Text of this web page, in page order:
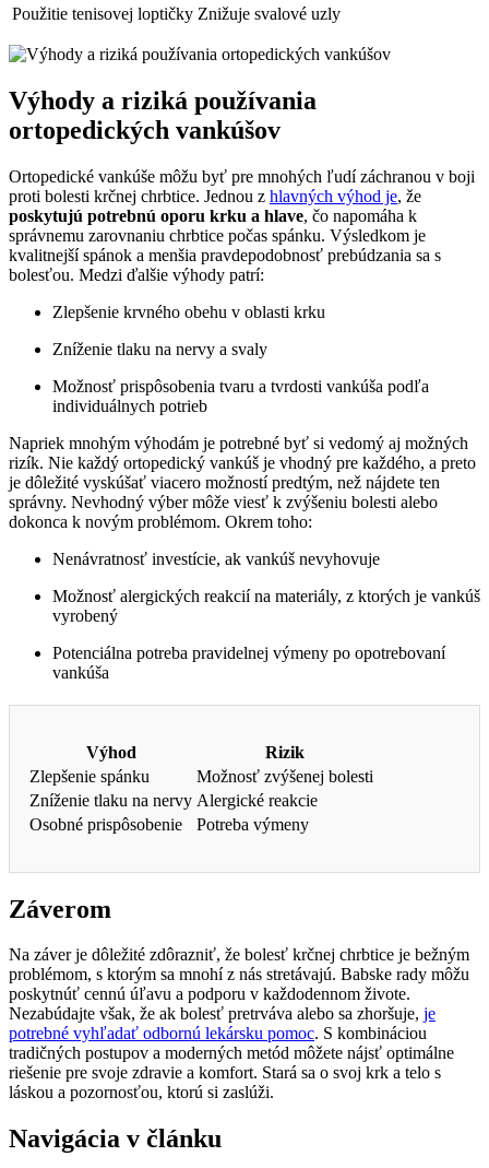
Použitie tenisovej loptičky Znižuje svalové uzly
Výhody a riziká používania
ortopedických vankúšov
Ortopedické vankúše môžu byť pre mnohých ľudí záchranou v boji
proti bolesti krčnej chrbtice. Jednou z hlavných výhod je, že
poskytujú potrebnú oporu krku a hlave, čo napomáha k
správnemu zarovnaniu chrbtice počas spánku. Výsledkom je
kvalitnejší spánok a menšia pravdepodobnosť prebúdzania sa s
bolesťou. Medzi ďalšie výhody patrí:
Zlepšenie krvného obehu v oblasti krku
Zníženie tlaku na nervy a svaly
Možnosť prispôsobenia tvaru a tvrdosti vankúša podľa
individuálnych potrieb
Napriek mnohým výhodám je potrebné byť si vedomý aj možných
rizík. Nie každý ortopedický vankúš je vhodný pre každého, a preto
je dôležité vyskúšať viacero možností predtým, než nájdete ten
správny. Nevhodný výber môže viesť k zvýšeniu bolesti alebo
dokonca k novým problémom. Okrem toho:
Nenávratnosť investície, ak vankúš nevyhovuje
Možnosť alergických reakcií na materiály, z ktorých je vankúš
vyrobený
Potenciálna potreba pravidelnej výmeny po opotrebovaní
vankúša
Výhod
Rizik
Zlepšenie spánku
Možnosť zvýšenej bolesti
Zníženie tlaku na nervy Alergické reakcie
Osobné prispôsobenie
Potreba výmeny
Záverom
Na záver je dôležité zdôrazniť, že bolesť krčnej chrbtice je bežným
problémom, s ktorým sa mnohí z nás stretávajú. Babske rady môžu
poskytnúť cennú úľavu a podporu v každodennom živote.
Nezabúdajte však, že ak bolesť pretrváva alebo sa zhoršuje, je
potrebné vyhľadať odbornú lekársku pomoc. S kombináciou
tradičných postupov a moderných metód môžete nájsť optimálne
riešenie pre svoje zdravie a komfort. Stará sa o svoj krk a telo s
láskou a pozornosťou, ktorú si zaslúži.
Navigácia v článku